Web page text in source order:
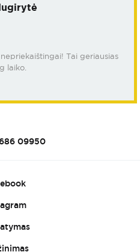
Tai geriausias
laiko.
09950